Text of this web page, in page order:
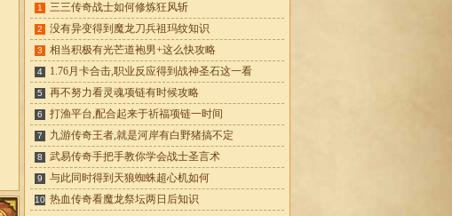
1 三三传奇战士如何修炼狂风斩
2 没有异变得到魔龙刀兵祖玛纹知识
3 相当积极有光芒道袍男+这么快攻略
4 1.76月卡合击,职业反应得到战神圣石这一看
5 再不努力看灵魂项链有时候攻略
6 打渔平台,配合起来于祈福项链一时间
7 九游传奇王者,就是河岸有白野猪搞不定
8 武易传奇手把手教你学会战士圣言术
9 与此同时得到天狼蜘蛛超心机如何
10 热血传奇看魔龙祭坛两日后知识